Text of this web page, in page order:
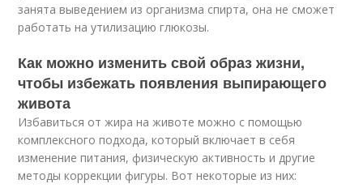
занята выведением из организма спирта, она не сможет
работать на утилизацию глюкозы.
Как можно изменить свой образ жизни,
чтобы избежать появления выпирающего
живота
Избавиться от жира на животе можно с помощью
комплексного подхода, который включает в себя
изменение питания, физическую активность и другие
методы коррекции фигуры. Вот некоторые из них: